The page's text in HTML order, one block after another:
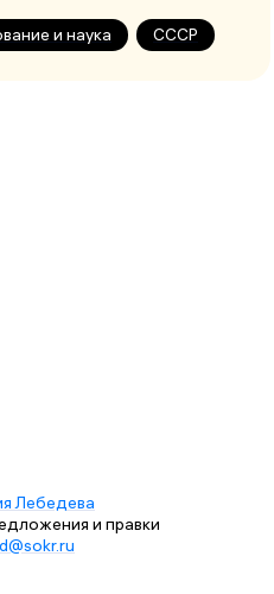
и наука СССР
Лебедева
и правки